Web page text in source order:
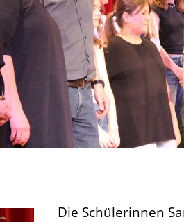
Die Schülerinnen